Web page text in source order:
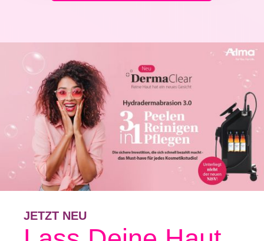
JETZT NEU